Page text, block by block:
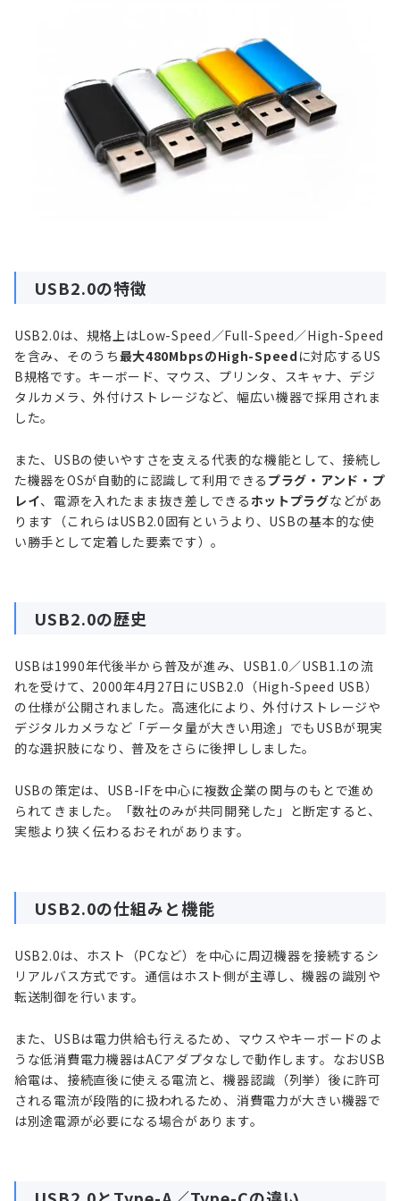
USB2.0の特徴
USB2.0は、規格上はLow-Speed／Full-Speed／High-Speed
を含み、そのうち最大480MbpsのHigh-Speed に対応するUS
B規格です。キーボード、マウス、プリンタ、スキャナ、デジ
タルカメラ、外付けストレージなど、幅広い機器で採用されま
した。
また、USBの使いやすさを支える代表的な機能として、接続し
た機器をOSが自動的に認識して利用できる プラグ・アンド・プ
レイ、電源を入れたまま抜き差しできるホットプラグなどがあ
ります（これらはUSB2.0固有というより、USBの基本的な使
い勝手として定着した要素です）。
USB2.0の歴史
USBは1990年代後半から普及が進み、USB1.0／USB1.1の流
れを受けて、2000年4月27日にUSB2.0（High-Speed USB）
の仕様が公開されました。高速化により、外付けストレージや
デジタルカメラなど「データ量が大きい用途」でもUSBが現実
的な選択肢になり、普及をさらに後押ししました。
USBの策定は、USB-IFを中心に複数企業の関与のもとで進め
られてきました。「数社のみが共同開発した」と断定すると、
実態より狭く伝わるおそれがあります。
USB2.0の仕組みと機能
USB2.0は、ホスト（PCなど）を中心に周辺機器を接続するシ
リアルバス方式です。通信はホスト側が主導し、機器の識別や
転送制御を行います。
また、USBは電力供給も行えるため、マウスやキーボードのよ
うな低消費電力機器はACアダプタなしで動作します。なおUSB
給電は、接続直後に使える電流と、機器認識（列挙）後に許可
される電流が段階的に扱われるため、消費電力が大きい機器で
は別途電源が必要になる場合があります。